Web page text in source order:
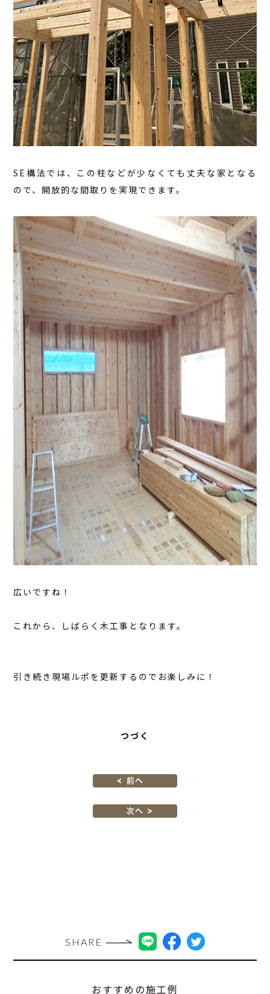
SE構法では、この柱などが少なくても丈夫な家となる
ので、開放的な間取りを実現できます。
広いですね！
これから、しばらく木工事となります。
引き続き現場ルポを更新するのでお楽しみに！
つづく
SHARE
おすすめの施工例